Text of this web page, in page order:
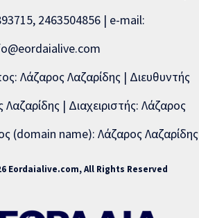
2463504856 | e-mail:
Λάζαρος Λαζαρίδης | Διευθυντής
| Διαχειριστής: Λάζαρος
(domain name): Λάζαρος Λαζαρίδης
Eordaialive.com, All Rights Reserved